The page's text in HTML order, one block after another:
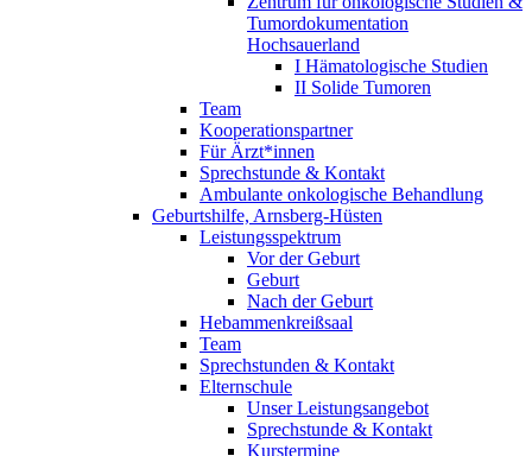
Tumordokumentation
Hochsauerland
I Hämatologische Studien
II Solide Tumoren
Team
Kooperationspartner
Für Ärzt*innen
Sprechstunde & Kontakt
Ambulante onkologische Behandlung
Geburtshilfe, Arnsberg-Hüsten
Leistungsspektrum
Vor der Geburt
Geburt
Nach der Geburt
Hebammenkreißsaal
Team
Sprechstunden & Kontakt
Elternschule
Unser Leistungsangebot
Sprechstunde & Kontakt
Kurstermine